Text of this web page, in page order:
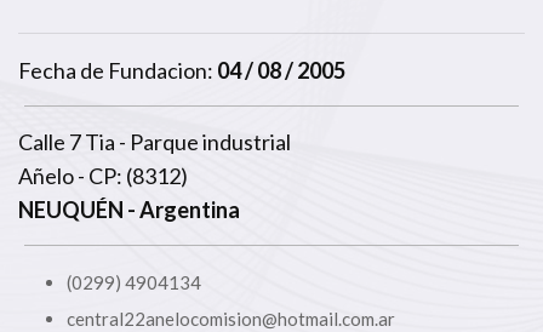
Fecha de Fundacion: 04 / 08 / 2005
Calle 7 Tia - Parque industrial
Añelo - CP: (8312)
NEUQUÉN - Argentina
(0299) 4904134
central22anelocomision@hotmail.com.ar